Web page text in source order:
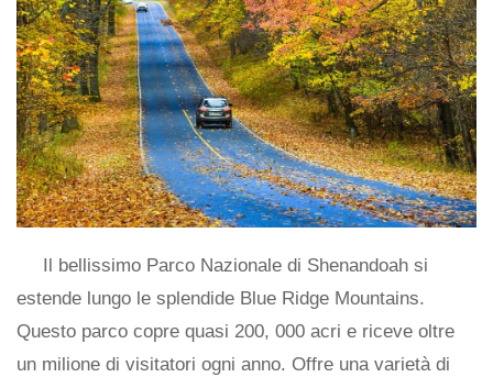
Il bellissimo Parco Nazionale di Shenandoah si
estende lungo le splendide Blue Ridge Mountains.
Questo parco copre quasi 200, 000 acri e riceve oltre
un milione di visitatori ogni anno. Offre una varietà di